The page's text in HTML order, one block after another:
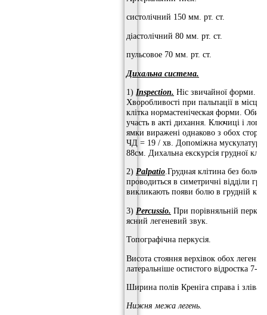
систолічний 150 мм. рт. ст.
діастолічний 80 мм. рт. ст.
пульсовое 70 мм. рт. ст.
Дихальна система.
1) Inspection. Ніс звичайної форми.
Хворобливості при пальпації в
клітка нормастеніческая форми.
участь в акті дихання. Ключиці і
ямки виражені однаково з обох
ЧД = 19 / хв. Допоміжна мускулатура
88см. Дихальна екскурсія грудної
2) Palpatio.Грудная клітина без
проводиться в симетричні відділи
викликають появи болю в грудній
3) Percussio. При порівняльній
ясний легеневий звук.
Топографічна перкусія.
Висота стояння верхівок обох
латеральніше остистого відростка 7-
Ширина полів Креніга справа і зліва
Нижня межа легень.